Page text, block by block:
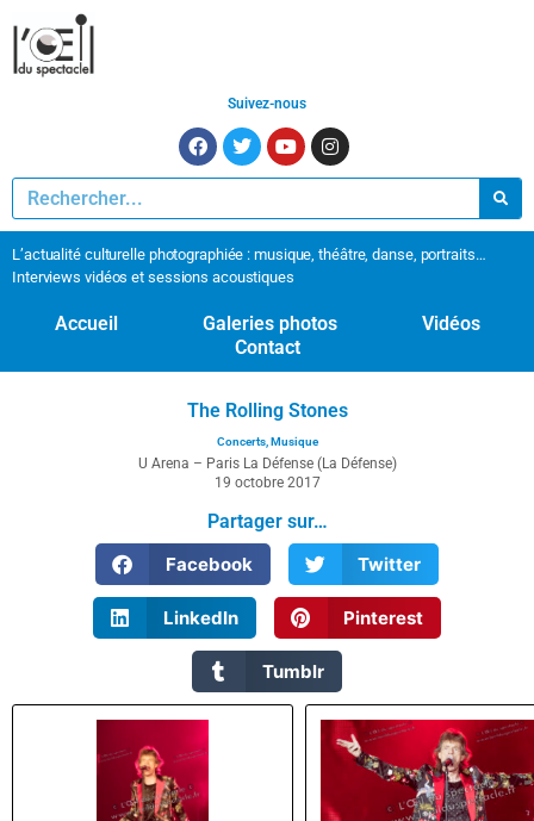
Suivez-nous
L’actualité culturelle photographiée : musique, théâtre, danse, portraits…
Interviews vidéos et sessions acoustiques
Accueil Galeries photos
Vidéos
Contact
The Rolling Stones
Concerts,Musique
U Arena – Paris La Défense (La Défense)
19 octobre 2017
Partager sur…
Facebook
Twitter
LinkedIn Pinterest
Tumblr